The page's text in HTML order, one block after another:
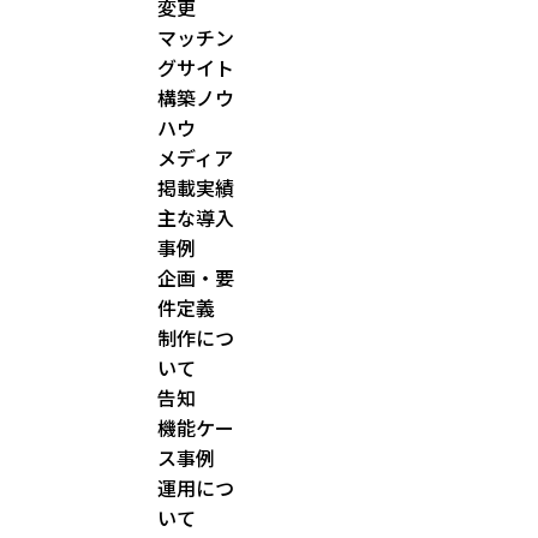
変更
マッチン
グサイト
構築ノウ
ハウ
メディア
掲載実績
主な導入
事例
企画・要
件定義
制作につ
いて
告知
機能ケー
ス事例
運用につ
いて